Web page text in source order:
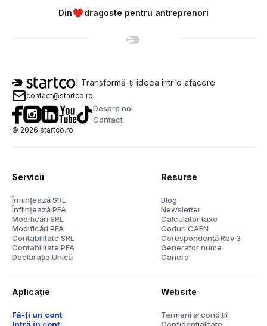
Din dragoste pentru antreprenori
| Transformă-ți ideea într-o afacere
contact@startco.ro
Despre noi
Contact
© 2026 startco.ro
Servicii
Înființează SRL
Înființează PFA
Modificări SRL
Modificări PFA
Contabilitate SRL
Contabilitate PFA
Declarația Unică
Resurse
Blog
Newsletter
Calculator taxe
Coduri CAEN
Corespondență Rev 3
Generator nume
Cariere
Aplicație
Fă-ți un cont
Website
Termeni și condiții